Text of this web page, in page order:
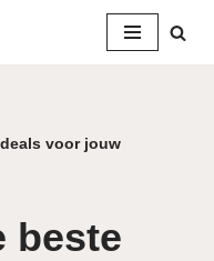
voor jouw
beste